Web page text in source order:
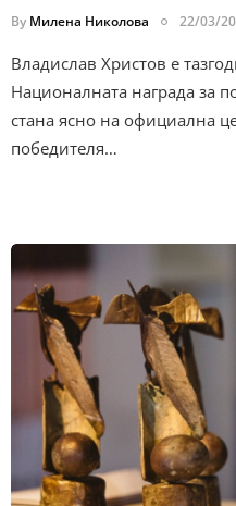
By Милена Николова 22/03/
Владислав Христов е
Националната награда за
стана ясно на официална
победителя…